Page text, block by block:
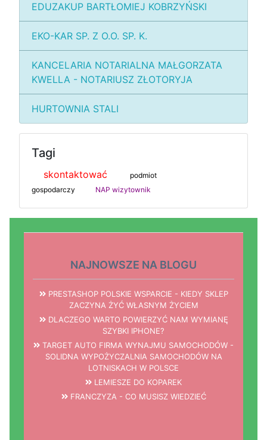
EDUZAKUP BARTŁOMIEJ KOBRZYŃSKI
EKO-KAR SP. Z O.O. SP. K.
KANCELARIA NOTARIALNA MAŁGORZATA
KWELLA - NOTARIUSZ ZŁOTORYJA
HURTOWNIA STALI
Tagi
skontaktować
podmiot
gospodarczy
NAP wizytownik
NAJNOWSZE NA BLOGU
PRESTASHOP POLSKIE WSPARCIE - KIEDY SKLEP
ZACZYNA ŻYĆ WŁASNYM ŻYCIEM
DLACZEGO WARTO POWIERZYĆ NAM WYMIANĘ
SZYBKI IPHONE?
TARGET AUTO FIRMA WYNAJMU SAMOCHODÓW -
SOLIDNA WYPOŻYCZALNIA SAMOCHODÓW NA
LOTNISKACH W POLSCE
LEMIESZE DO KOPAREK
FRANCZYZA - CO MUSISZ WIEDZIEĆ